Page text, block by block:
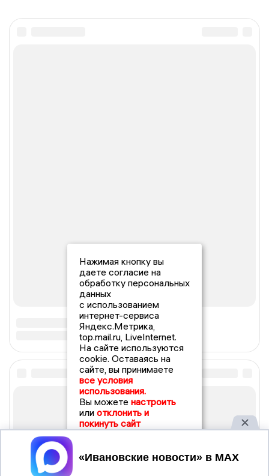
Нажимая кнопку вы
даете согласие на
обработку персональных
данных
с использованием
интернет-сервиса
Яндекс.Метрика,
top.mail.ru, LiveInternet.
На сайте используются
cookie. Оставаясь на
сайте, вы принимаете
все условия
использования.
Вы можете настроить
или отклонить и
покинуть сайт
Принять